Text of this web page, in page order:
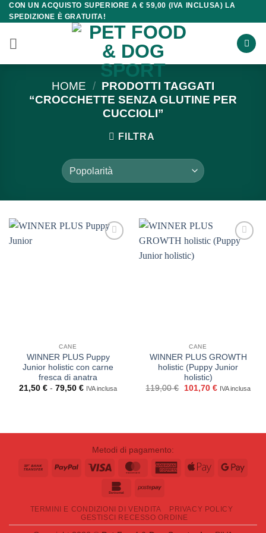
Salta
ai
contenuti
CON UN ACQUISTO SUPERIORE A € 59,00 (IVA INCLUSA) LA
SPEDIZIONE È GRATUITA!
HOME / PRODOTTI TAGGATI
“CROCCHETTE SENZA GLUTINE PER
CUCCIOLI”
FILTRA
CANE
WINNER PLUS Puppy
Junior holistic con carne
fresca di anatra
21,50 € - 79,50 €Fascia
79,50 €
IVA inclusa
CANE
WINNER PLUS GROWTH
holistic (Puppy Junior
holistic)
119,00€
Il
101,70 €IlIVA inclusa
Metodi di pagamento:
Bank
PayPal Visa MasterCardAmericanApple
BankomatPostepay
TERMINI E CONDIZIONI DI VENDITA
PRIVACY POLICY
GESTISCI RECESSO ORDINE